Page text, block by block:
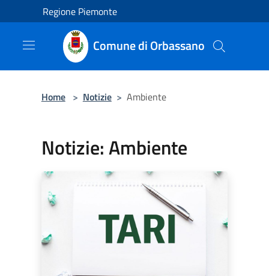
Salta al contenuto principale
Regione Piemonte
Comune di Orbassano
Home > Notizie > Ambiente
Notizie: Ambiente